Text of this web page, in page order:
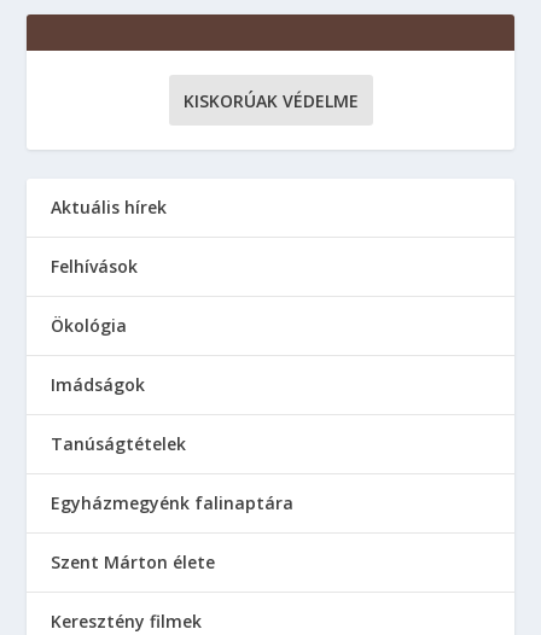
KISKORÚAK VÉDELME
Aktuális hírek
Felhívások
Ökológia
Imádságok
Tanúságtételek
Egyházmegyénk falinaptára
Szent Márton élete
Keresztény filmek